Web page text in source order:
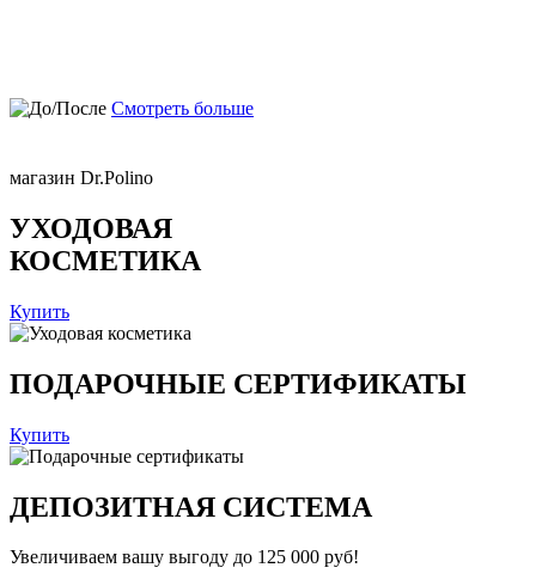
Смотреть больше
магазин Dr.Polino
УХОДОВАЯ
КОСМЕТИКА
Купить
ПОДАРОЧНЫЕ СЕРТИФИКАТЫ
Купить
ДЕПОЗИТНАЯ СИСТЕМА
Увеличиваем вашу выгоду до 125 000 руб!